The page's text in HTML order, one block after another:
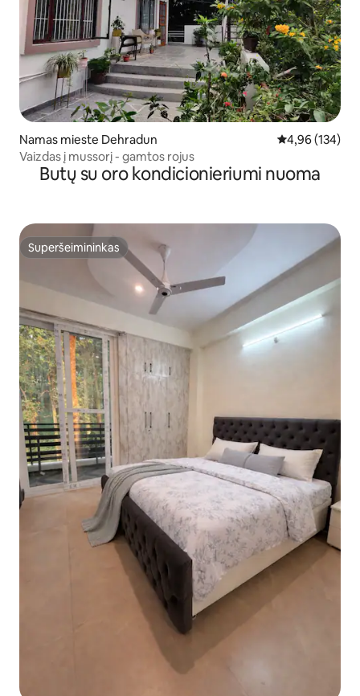
Namas mieste Dehradun Vidutinis
4,96 (134)
Vaizdas į mussorį - gamtos rojus
Butų su oro kondicionieriumi nuoma
Superšeimininkas
Superšeimininkas